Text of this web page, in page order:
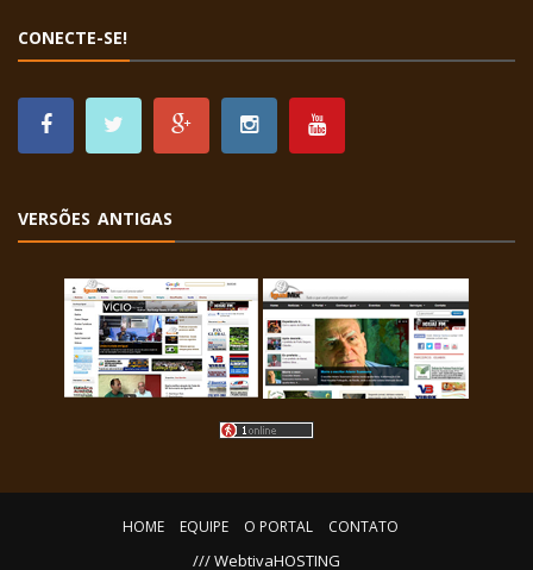
CONECTE-SE!
VERSÕES ANTIGAS
HOME EQUIPE O PORTAL CONTATO
/// WebtivaHOSTING